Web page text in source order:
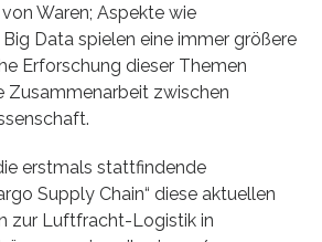
Waren; Aspekte wie
Data spielen eine immer größere
Erforschung dieser Themen
Zusammenarbeit zwischen
erstmals stattfindende
Supply Chain“ diese aktuellen
zur Luftfracht-Logistik in